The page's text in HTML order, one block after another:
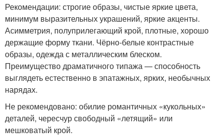
Рекомендации: строгие образы, чистые яркие цвета,
минимум выразительных украшений, яркие акценты.
Асимметрия, полуприлегающий крой, плотные, хорошо
держащие форму ткани. Чёрно-белые контрастные
образы, одежда с металлическим блеском.
Преимущество драматичного типажа — способность
выглядеть естественно в эпатажных, ярких, необычных
нарядах.
Не рекомендовано: обилие романтичных «кукольных»
деталей, чересчур свободный «летящий» или
мешковатый крой.